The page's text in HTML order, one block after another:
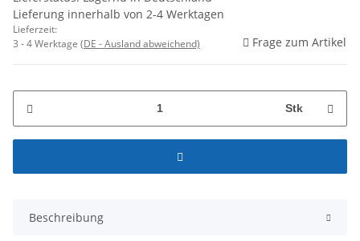
Lieferung innerhalb von 2-4 Werktagen
Lieferzeit:
3 - 4 Werktage (DE - Ausland abweichend) Frage zum Artikel
Stk
Beschreibung